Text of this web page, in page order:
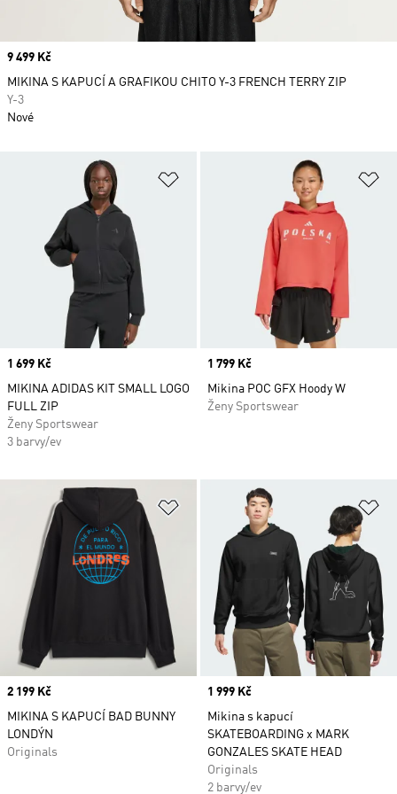
Přidat do seznamu přání
Price
1 699 Kč
MIKINA ADIDAS KIT SMALL LOGO
FULL ZIP
Ženy Sportswear
3 barvy/ev
Price
1 799 Kč
Mikina POC GFX Hoody W
Ženy Sportswear
Přidat do seznamu přání
Price
2 199 Kč
MIKINA S KAPUCÍ BAD BUNNY
LONDÝN
Originals
Price
1 999 Kč
Mikina s kapucí
SKATEBOARDING x MARK
GONZALES SKATE HEAD
Originals
2 barvy/ev
Price
9 499 Kč
MIKINA S KAPUCÍ A GRAFIKOU CHITO Y-3 FRENCH TERRY ZIP
Y-3
Nové